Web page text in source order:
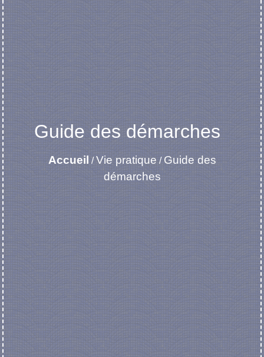
Guide des démarches
Accueil /Vie pratique / Guide des
démarches